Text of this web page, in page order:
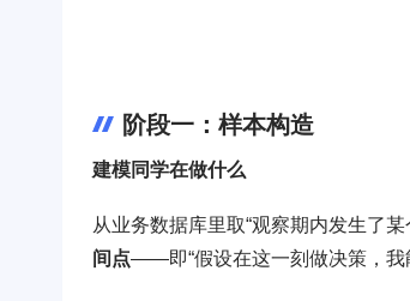
阶段一：样本构造
建模同学在做什么
从业务数据库里取“观察期内发生了
间点——即“假设在这一刻做决策，我